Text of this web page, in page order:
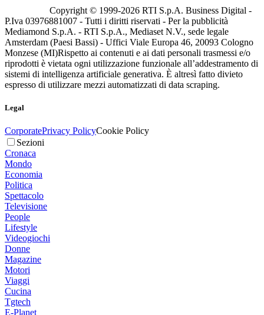
Copyright © 1999-2026 RTI S.p.A. Business Digital -
P.Iva 03976881007 - Tutti i diritti riservati - Per la pubblicità
Mediamond S.p.A. - RTI S.p.A., Mediaset N.V., sede legale
Amsterdam (Paesi Bassi) - Uffici Viale Europa 46, 20093 Cologno
Monzese (MI)Rispetto ai contenuti e ai dati personali trasmessi e/o
riprodotti è vietata ogni utilizzazione funzionale all’addestramento di
sistemi di intelligenza artificiale generativa. È altresì fatto divieto
espresso di utilizzare mezzi automatizzati di data scraping.
Legal
CorporatePrivacy PolicyCookie Policy
Sezioni
Cronaca
Mondo
Economia
Politica
Spettacolo
Televisione
People
Lifestyle
Videogiochi
Donne
Magazine
Motori
Viaggi
Cucina
Tgtech
E-Planet